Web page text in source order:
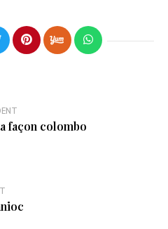
façon colombo